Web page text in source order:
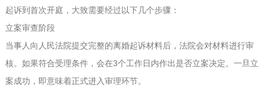
起诉到首次开庭，大致需要经过以下几个步骤：
立案审查阶段
当事人向人民法院提交完整的离婚起诉材料后，法院会对材料进行审
核。如果符合受理条件，会在3个工作日内作出是否立案决定。一旦立
案成功，即意味着正式进入审理环节。